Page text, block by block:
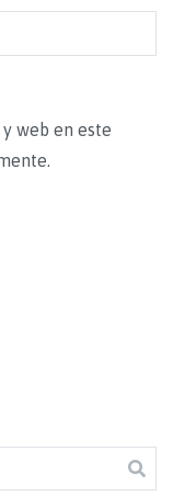
web en este